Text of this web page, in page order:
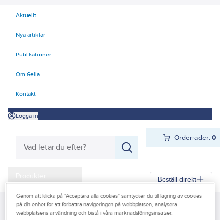
Aktuellt
Nya artiklar
Publikationer
Om Gelia
Kontakt
Logga in
Orderrader:0
Kampanjer
Outlet
Beställ direkt
Gelia Produkter Gelia El Förlänga & förgrena
Skarvsladd
Skarvsladd utomhus
Genom att klicka på "Acceptera alla cookies" samtycker du till lagring av cookies
på din enhet för att förbättra navigeringen på webbplatsen, analysera
webbplatsens användning och bistå i våra marknadsföringsinsatser.